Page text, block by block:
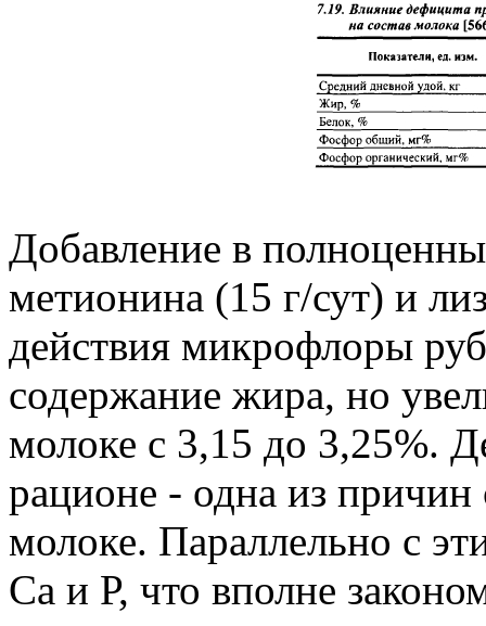
Добавление в
метионина (15 г/сут) и
действия микрофлоры
содержание жира, но
молоке с 3,15 до 3,25%.
рационе - одна из
молоке. Параллельно с
Са и Р, что вполне